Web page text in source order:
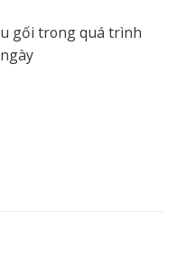
gối trong quá trình
ANKLE HARD